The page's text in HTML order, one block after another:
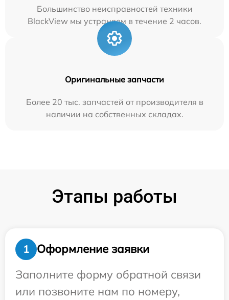
Большинство неисправностей техники
BlackView мы устраняем в течение 2 часов.
Оригинальные запчасти
Более 20 тыс. запчастей от производителя в
наличии на собственных складах.
Этапы работы
1
Оформление заявки
Заполните форму обратной связи
или позвоните нам по номеру,